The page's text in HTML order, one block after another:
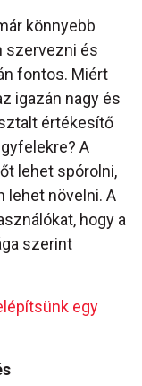
könnyebb
szervezni és
fontos. Miért
igazán nagy és
értékesítő
A
lehet spórolni,
lehet növelni. A
hogy a
szerint
egy